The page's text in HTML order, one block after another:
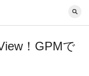
！GPMで